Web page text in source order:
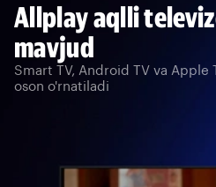
Allplay aqlli
mavjud
Smart TV, Android TV va Apple
oson o'rnatiladi